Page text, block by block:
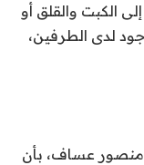
الكبت والقلق أو
لدى الطرفين،
منصور عساف، بأن